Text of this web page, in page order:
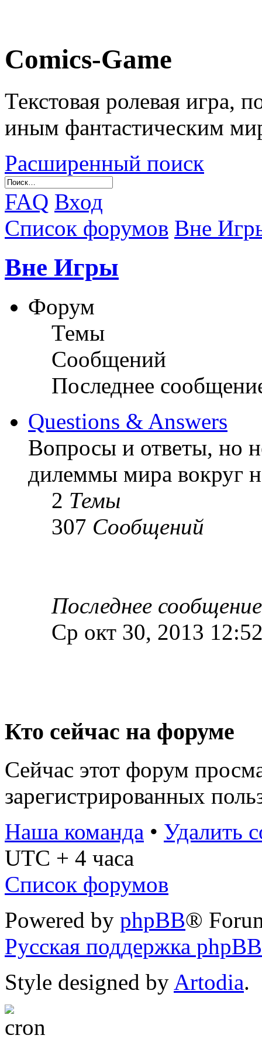
Comics-Game
Текстовая ролевая игра,
иным фантастическим
Расширенный поиск
FAQ Вход
Список форумов Вне
Вне Игры
Форум
Темы
Сообщений
Последнее
Questions & Answers
Вопросы и ответы, но
дилеммы мира вокруг
2 Темы
307 Сообщений
Последнее сообщение
Ср окт 30, 2013
Кто сейчас на форуме
Сейчас этот форум
зарегистрированных
Наша команда • Удалить
UTC + 4 часа
Список форумов
Powered by phpBB®
Русская поддержка phpBB
Style designed by Artodia.